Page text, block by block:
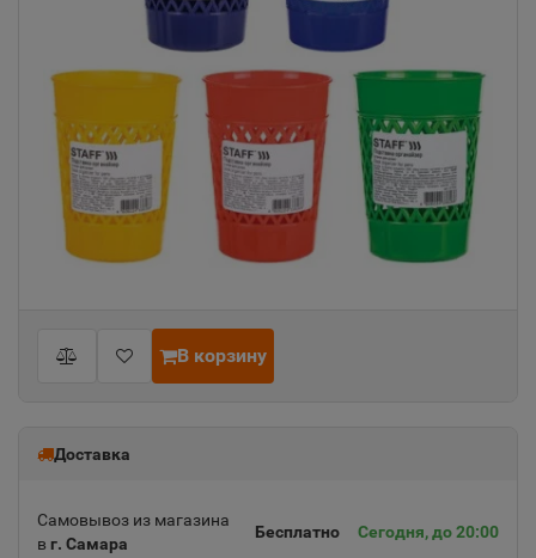
В корзину
Доставка
Самовывоз из магазина
в г. Самара
Бесплатно Сегодня, до 20:00